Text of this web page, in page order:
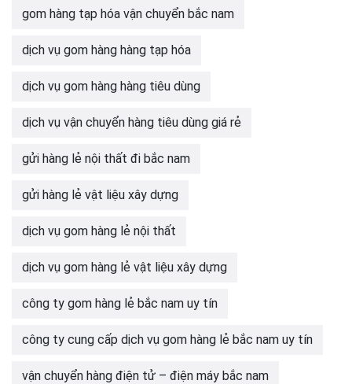
gom hàng tạp hóa vận chuyển bắc nam
dịch vụ gom hàng hàng tạp hóa
dịch vụ gom hàng hàng tiêu dùng
dịch vụ vận chuyển hàng tiêu dùng giá rẻ
gửi hàng lẻ nội thất đi bắc nam
gửi hàng lẻ vật liệu xây dựng
dịch vụ gom hàng lẻ nội thất
dịch vụ gom hàng lẻ vật liệu xây dựng
công ty gom hàng lẻ bắc nam uy tín
công ty cung cấp dịch vụ gom hàng lẻ bắc nam uy tín
vận chuyển hàng điện tử – điện máy bắc nam